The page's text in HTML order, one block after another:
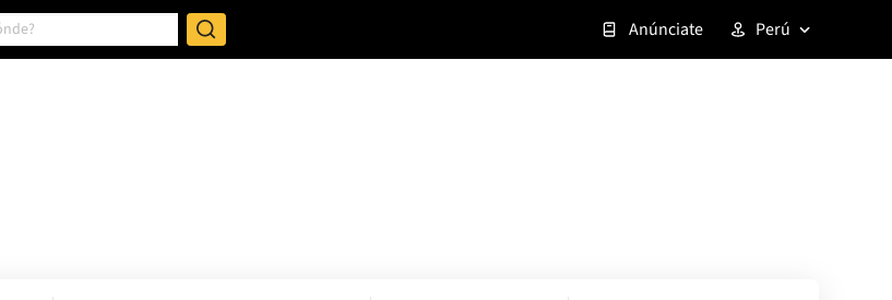
Anúnciate Perú